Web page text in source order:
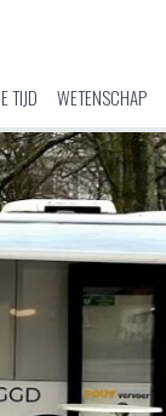
TIJD WETENSCHAP